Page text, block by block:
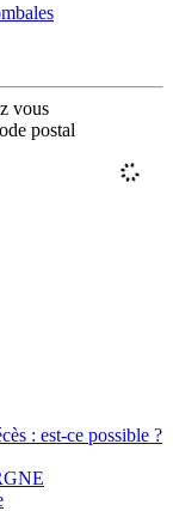
vous
postal
: est-ce possible ?